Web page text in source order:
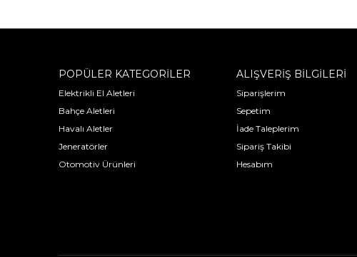
POPÜLER KATEGORİLER
Elektrikli El Aletleri
Bahçe Aletleri
Havalı Aletler
Jeneratörler
Otomotiv Ürünleri
ALIŞVERİŞ BİLGİLERİ
Siparişlerim
Sepetim
İade Taleplerim
Sipariş Takibi
Hesabım